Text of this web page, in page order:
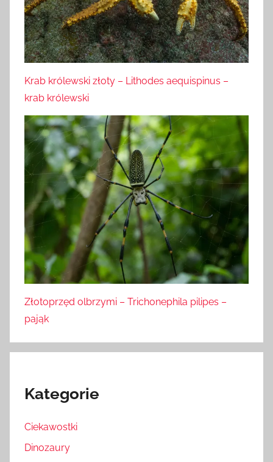
Krab królewski złoty – Lithodes aequispinus –
krab królewski
Złotoprzęd olbrzymi – Trichonephila pilipes –
pająk
Kategorie
Ciekawostki
Dinozaury